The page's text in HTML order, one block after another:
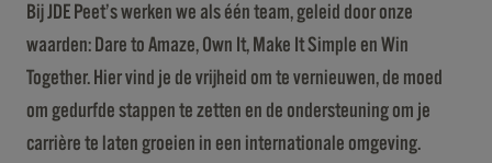
Bij JDE Peet’s werken we als één team, geleid door onze
waarden: Dare to Amaze, Own It, Make It Simple en Win
Together. Hier vind je de vrijheid om te vernieuwen, de moed
om gedurfde stappen te zetten en de ondersteuning om je
carrière te laten groeien in een internationale omgeving.